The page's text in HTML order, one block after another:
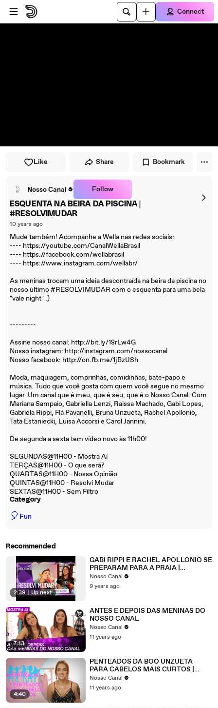
Skip to player
Skip to main content
Connect
Like Share Bookmark
Nosso Canal Follow
ESQUENTA NA BEIRA DA PISCINA |
#RESOLVIMUDAR
10 years ago
Mude também! Acompanhe a Wella nas redes sociais:
---- https://youtube.com/CanalWellaBrasil
---- https://facebook.com/wellabrasil
---- https://www.instagram.com/wellabr/
As meninas trocam uma ideia descontraída na beira da piscina no
nosso último #RESOLVIMUDAR com o esquenta para uma bela
"vale night" :)
---------
Assine nosso canal: http://bit.ly/18rLw4G
Nosso instagram: http://instagram.com/nossocanal
Nosso facebook: http://on.fb.me/1jBzUSh
Moda, maquiagem, comprinhas, comidinhas, bate-papo e
música. Tudo que você gosta com quem você segue no mesmo
lugar. Um canal que é meu, que é seu, que é o Nosso Canal. Com
Mariana Sampaio, Gabriella Lenzi, Raissa Machado, Gabi Lopes,
Gabriela Rippi, Flá Pavanelli, Bruna Unzueta, Rachel Apollonio,
Tata Estaniecki, Luisa Accorsi e Carol Jannini.
De segunda a sexta tem vídeo novo às 11h00!
SEGUNDAS@11H00 - Mostra Aí
TERÇAS@11H00 - O que será?
QUARTAS@11H00 - Nossa Opinião
QUINTAS@11H00 - Resolvi Mudar
SEXTAS@11H00 - Sem Filtro
Category
🎈 Fun
Recommended
2:39 | Up next
GABI RIPPI E RACHEL APOLLONIO SE
PREPARAM PARA A PRAIA |
#RESOLVIMUDAR
Nosso Canal
9 years ago
7:13
ANTES E DEPOIS DAS MENINAS DO
NOSSO CANAL
Nosso Canal
11 years ago
4:40
PENTEADOS DA BOO UNZUETA
PARA CABELOS MAIS CURTOS |
MOSTRA AÍ
Nosso Canal
11 years ago